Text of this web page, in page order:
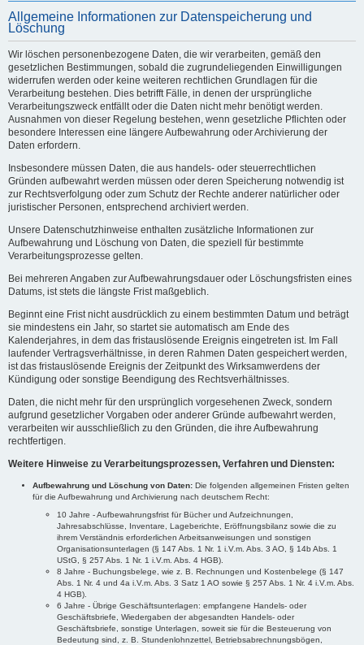
Allgemeine Informationen zur Datenspeicherung und
Löschung
Wir löschen personenbezogene Daten, die wir verarbeiten, gemäß den
gesetzlichen Bestimmungen, sobald die zugrundeliegenden Einwilligungen
widerrufen werden oder keine weiteren rechtlichen Grundlagen für die
Verarbeitung bestehen. Dies betrifft Fälle, in denen der ursprüngliche
Verarbeitungszweck entfällt oder die Daten nicht mehr benötigt werden.
Ausnahmen von dieser Regelung bestehen, wenn gesetzliche Pflichten oder
besondere Interessen eine längere Aufbewahrung oder Archivierung der
Daten erfordern.
Insbesondere müssen Daten, die aus handels- oder steuerrechtlichen
Gründen aufbewahrt werden müssen oder deren Speicherung notwendig ist
zur Rechtsverfolgung oder zum Schutz der Rechte anderer natürlicher oder
juristischer Personen, entsprechend archiviert werden.
Unsere Datenschutzhinweise enthalten zusätzliche Informationen zur
Aufbewahrung und Löschung von Daten, die speziell für bestimmte
Verarbeitungsprozesse gelten.
Bei mehreren Angaben zur Aufbewahrungsdauer oder Löschungsfristen eines
Datums, ist stets die längste Frist maßgeblich.
Beginnt eine Frist nicht ausdrücklich zu einem bestimmten Datum und beträgt
sie mindestens ein Jahr, so startet sie automatisch am Ende des
Kalenderjahres, in dem das fristauslösende Ereignis eingetreten ist. Im Fall
laufender Vertragsverhältnisse, in deren Rahmen Daten gespeichert werden,
ist das fristauslösende Ereignis der Zeitpunkt des Wirksamwerdens der
Kündigung oder sonstige Beendigung des Rechtsverhältnisses.
Daten, die nicht mehr für den ursprünglich vorgesehenen Zweck, sondern
aufgrund gesetzlicher Vorgaben oder anderer Gründe aufbewahrt werden,
verarbeiten wir ausschließlich zu den Gründen, die ihre Aufbewahrung
rechtfertigen.
Weitere Hinweise zu Verarbeitungsprozessen, Verfahren und Diensten:
Aufbewahrung und Löschung von Daten: Die folgenden allgemeinen Fristen gelten
für die Aufbewahrung und Archivierung nach deutschem Recht:
10 Jahre - Aufbewahrungsfrist für Bücher und Aufzeichnungen,
Jahresabschlüsse, Inventare, Lageberichte, Eröffnungsbilanz sowie die zu
ihrem Verständnis erforderlichen Arbeitsanweisungen und sonstigen
Organisationsunterlagen (§ 147 Abs. 1 Nr. 1 i.V.m. Abs. 3 AO, § 14b Abs. 1
UStG, § 257 Abs. 1 Nr. 1 i.V.m. Abs. 4 HGB).
8 Jahre - Buchungsbelege, wie z. B. Rechnungen und Kostenbelege (§ 147
Abs. 1 Nr. 4 und 4a i.V.m. Abs. 3 Satz 1 AO sowie § 257 Abs. 1 Nr. 4 i.V.m. Abs.
4 HGB).
6 Jahre - Übrige Geschäftsunterlagen: empfangene Handels- oder
Geschäftsbriefe, Wiedergaben der abgesandten Handels- oder
Geschäftsbriefe, sonstige Unterlagen, soweit sie für die Besteuerung von
Bedeutung sind, z. B. Stundenlohnzettel, Betriebsabrechnungsbögen,